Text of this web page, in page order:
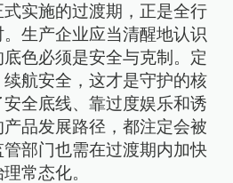
实施的过渡期，正是全行
生产企业应当清醒地认识
色必须是安全与克制。定
航安全，这才是守护的核
全底线、靠过度娱乐和诱
品发展路径，都注定会被
部门也需在过渡期内加快
常态化。